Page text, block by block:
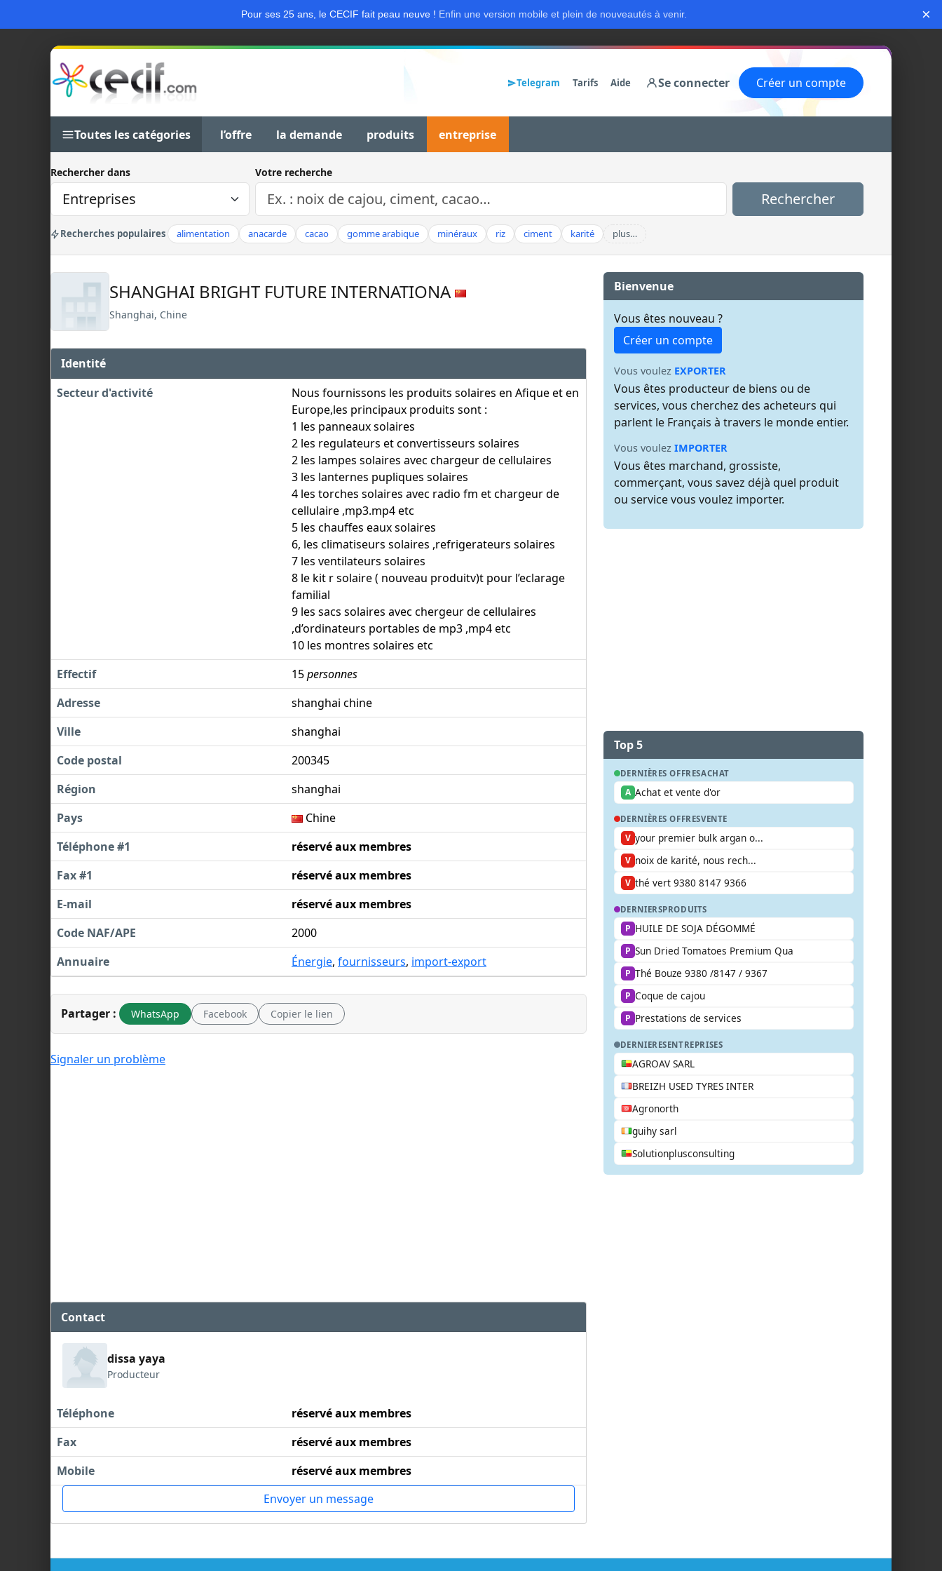
Pour ses 25 ans, le CECIF fait peau neuve ! Enfin une version mobile et plein de nouveautés à venir. ×
Telegram Tarifs Aide Se connecter Créer un compte
Toutes les catégories l’offre la demande produits entreprise
Rechercher dans Votre recherche
Rechercher
Recherches populaires alimentation anacarde cacao gomme arabique minéraux riz ciment karité plus…
SHANGHAI BRIGHT FUTURE INTERNATIONA
Shanghai, Chine
Identité
Secteur d'activité
Nous fournissons les produits solaires en Afique et en
Europe,les principaux produits sont :
1 les panneaux solaires
2 les regulateurs et convertisseurs solaires
2 les lampes solaires avec chargeur de cellulaires
3 les lanternes pupliques solaires
4 les torches solaires avec radio fm et chargeur de
cellulaire ,mp3.mp4 etc
5 les chauffes eaux solaires
6, les climatiseurs solaires ,refrigerateurs solaires
7 les ventilateurs solaires
8 le kit r solaire ( nouveau produitv)t pour l’eclarage
familial
9 les sacs solaires avec chergeur de cellulaires
,d’ordinateurs portables de mp3 ,mp4 etc
10 les montres solaires etc
Effectif
15personnes
Adresse
shanghai chine
Ville
shanghai
Code postal
200345
Région
shanghai
Pays
Chine
Téléphone #1
réservé aux membres
Fax #1
réservé aux membres
E-mail
réservé aux membres
Code NAF/APE
2000
Annuaire
Énergie, fournisseurs, import-export
Partager : WhatsApp Facebook Copier le lien
Signaler un problème
Contact
dissa yaya
Producteur
Téléphone
réservé aux membres
Fax
réservé aux membres
Mobile
réservé aux membres
Envoyer un message
Bienvenue
Vous êtes nouveau ?
Créer un compte
Vous voulez EXPORTER
Vous êtes producteur de biens ou de
services, vous cherchez des acheteurs qui
parlent le Français à travers le monde entier.
Vous voulez IMPORTER
Vous êtes marchand, grossiste,
commerçant, vous savez déjà quel produit
ou service vous voulez importer.
Top 5
DERNIÈRES OFFRESACHAT
A Achat et vente d'or
DERNIÈRES OFFRESVENTE
V your premier bulk argan o...
V noix de karité, nous rech...
V thé vert 9380 8147 9366
DERNIERSPRODUITS
P HUILE DE SOJA DÉGOMMÉ
P Sun Dried Tomatoes Premium Qua
P Thé Bouze 9380 /8147 / 9367
P Coque de cajou
P Prestations de services
DERNIERESENTREPRISES
AGROAV SARL
BREIZH USED TYRES INTER
Agronorth
guihy sarl
Solutionplusconsulting